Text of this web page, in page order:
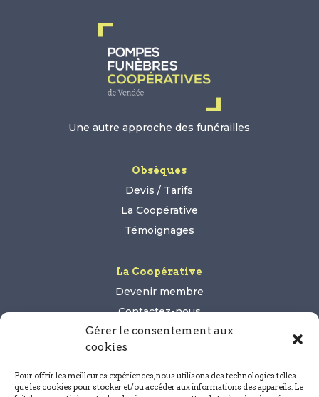
Gérer le consentement aux
cookies
Pour offrir les meilleures expériences, nous utilisons des technologies telles
que les cookies pour stocker et/ou accéder aux informations des appareils. Le
Une autre approche des funérailles
Obsèques
Devis / Tarifs
La Coopérative
Témoignages
La Coopérative
Devenir membre
Contactez-nous